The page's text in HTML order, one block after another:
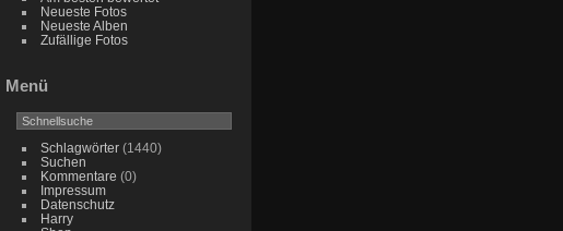
Neueste Fotos
Neueste Alben
Zufällige Fotos
Menü
Schlagwörter(1440)
Suchen
Kommentare (0)
Impressum
Datenschutz
Harry